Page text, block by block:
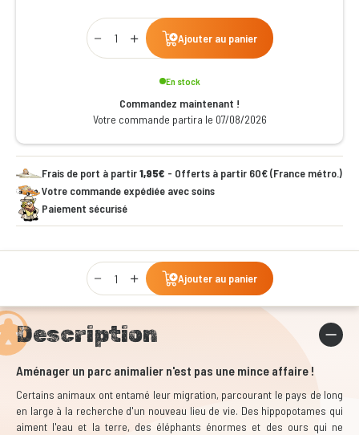
Qty
Ajouter au panier
En stock
Commandez maintenant !
Votre commande partira le 07/08/2026
Frais de port à partir1,95€ - Offerts à partir 60€ (France métro.)
Votre commande expédiée avec soins
Paiement sécurisé
Qty
Ajouter au panier
Description
Aménager un parc animalier n'est pas une mince affaire !
Certains animaux ont entamé leur migration, parcourant le pays de long
en large à la recherche d'un nouveau lieu de vie. Des hippopotames qui
aiment l'eau et la terre, des éléphants énormes et des ours qui ne